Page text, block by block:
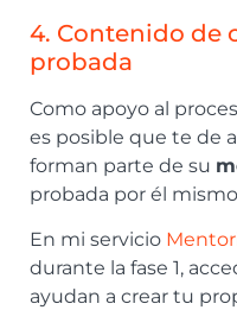
4. Contenido de
probada
Como apoyo al
es posible que te de
forman parte de su
probada por él
En mi servicio
durante la fase 1,
ayudan a crear tu